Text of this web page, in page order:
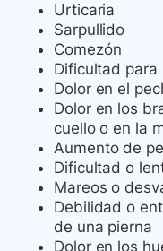
Urticaria
Sarpullido
Comezón
Dificultad para
Dolor en el
Dolor en los
cuello o en la
Aumento de
Dificultad o
Mareos o
Debilidad o
de una pierna
Dolor en los